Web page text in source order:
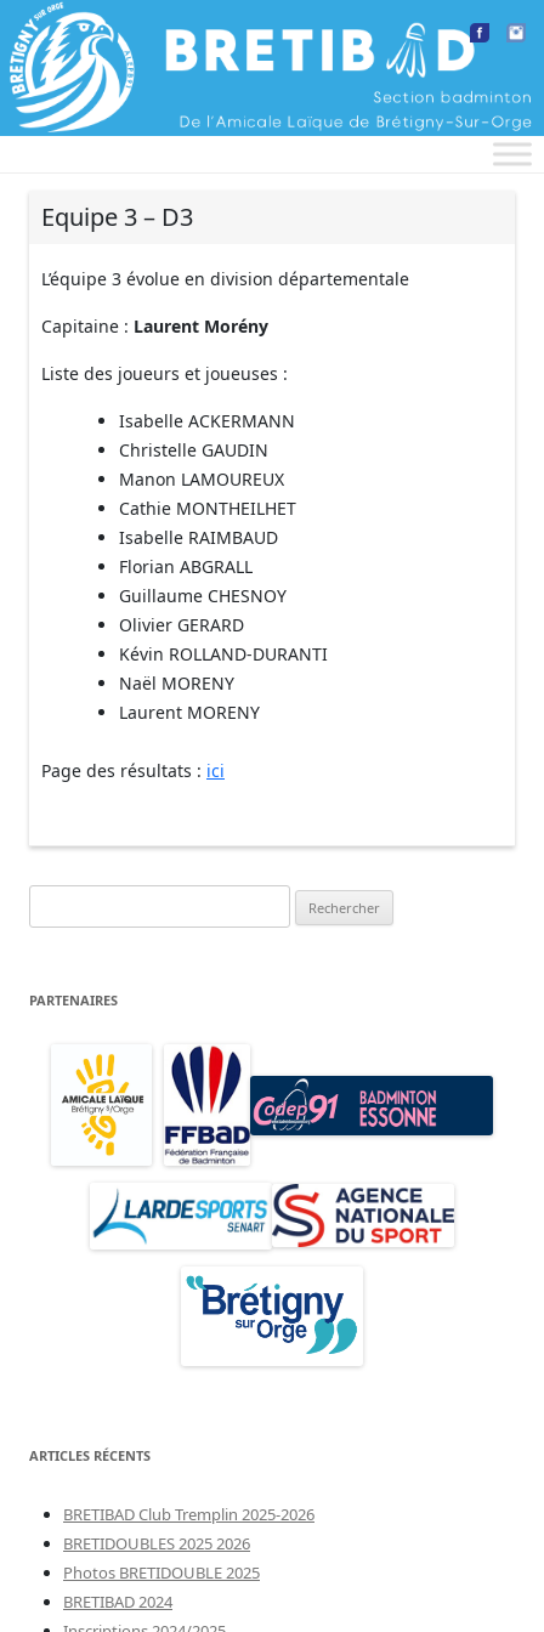
Equipe 3 – D3
L’équipe 3 évolue en division départementale
Capitaine : Laurent Morény
Liste des joueurs et joueuses :
Isabelle ACKERMANN
Christelle GAUDIN
Manon LAMOUREUX
Cathie MONTHEILHET
Isabelle RAIMBAUD
Florian ABGRALL
Guillaume CHESNOY
Olivier GERARD
Kévin ROLLAND-DURANTI
Naël MORENY
Laurent MORENY
Page des résultats : ici
PARTENAIRES
ARTICLES RÉCENTS
BRETIBAD Club Tremplin 2025-2026
BRETIDOUBLES 2025 2026
Photos BRETIDOUBLE 2025
BRETIBAD 2024